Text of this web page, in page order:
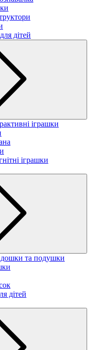
дітей
іграшки
іграшки
дошки та подушки
дітей